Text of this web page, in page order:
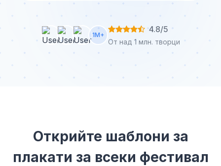
1M+
4.8/5
От над 1 млн. творци
Открийте шаблони за
плакати за всеки фестивал